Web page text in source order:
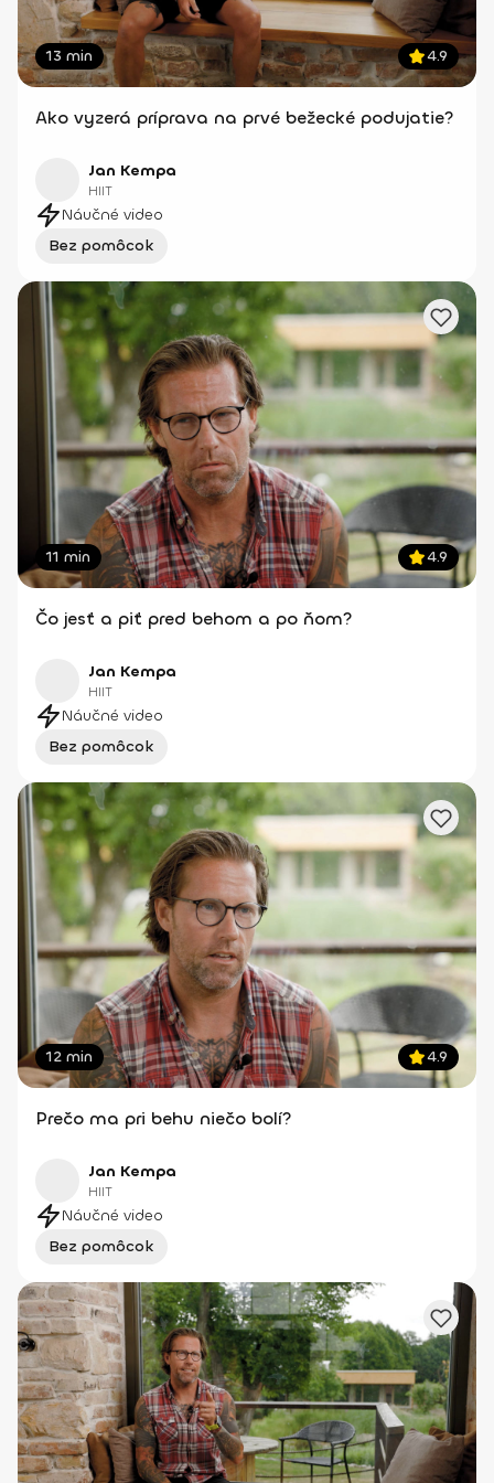
13 min 4.9
Ako vyzerá príprava na prvé bežecké podujatie?
Jan Kempa
HIIT
Náučné video
Bez pomôcok
11 min 4.9
Čo jesť a piť pred behom a po ňom?
Jan Kempa
HIIT
Náučné video
Bez pomôcok
12 min 4.9
Prečo ma pri behu niečo bolí?
Jan Kempa
HIIT
Náučné video
Bez pomôcok